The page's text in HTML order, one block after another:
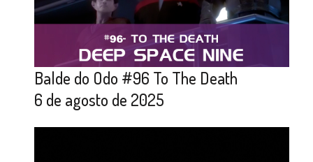
Balde do Odo #96 To The Death
6 de agosto de 2025